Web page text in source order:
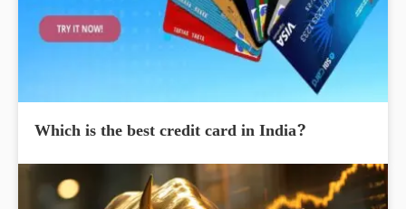
Which is the best credit card in India?